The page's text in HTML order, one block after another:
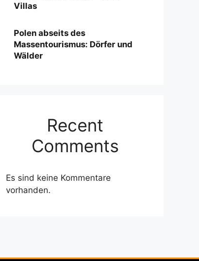
Villas
Polen abseits des
Massentourismus: Dörfer und
Wälder
Recent
Comments
Es sind keine Kommentare
vorhanden.